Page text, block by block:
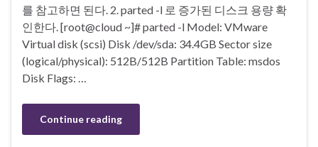
를 참고하면 된다. 2. parted -l 로 증가된 디스크 용량 확
인한다. [root@cloud ~]# parted -l Model: VMware
Virtual disk (scsi) Disk /dev/sda: 34.4GB Sector size
(logical/physical): 512B/512B Partition Table: msdos
Disk Flags: …
Continue reading